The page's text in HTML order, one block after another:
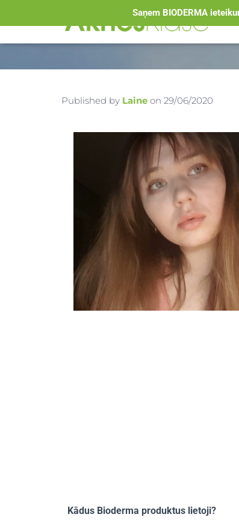
Published by Laine on 29/06/2020
Kādus Bioderma produktus lietoji?
Saņem BIODERMA